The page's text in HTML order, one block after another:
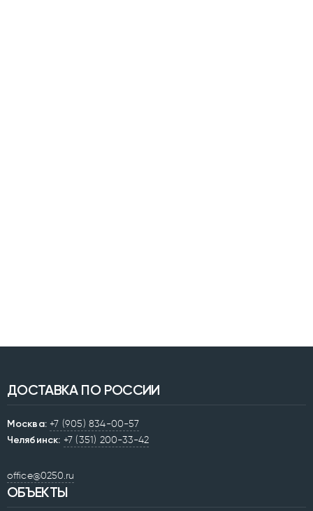
ДОСТАВКА ПО РОССИИ
Москва: +7 (905) 834-00-57
Челябинск: +7 (351) 200-33-42
office@0250.ru
ОБЪЕКТЫ